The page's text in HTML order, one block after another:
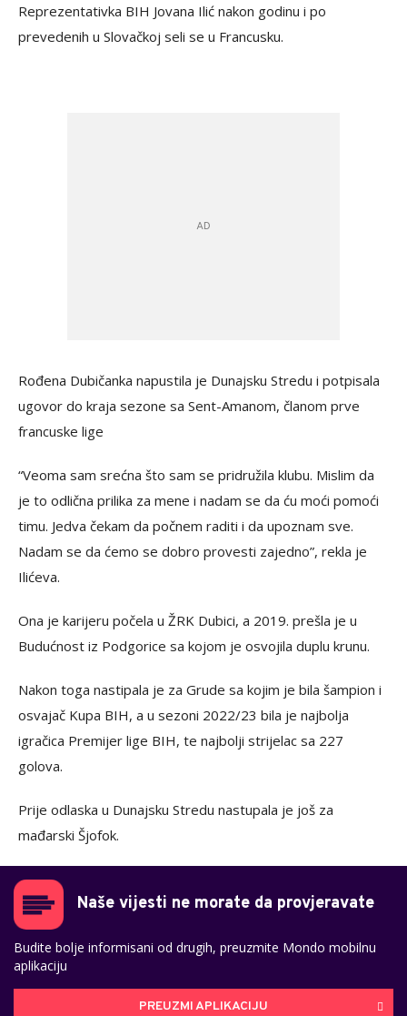
Reprezentativka BIH Jovana Ilić nakon godinu i po
prevedenih u Slovačkoj seli se u Francusku.
Rođena Dubičanka napustila je Dunajsku Stredu i potpisala
ugovor do kraja sezone sa Sent-Amanom, članom prve
francuske lige
“Veoma sam srećna što sam se pridružila klubu. Mislim da
je to odlična prilika za mene i nadam se da ću moći pomoći
timu. Jedva čekam da počnem raditi i da upoznam sve.
Nadam se da ćemo se dobro provesti zajedno”, rekla je
Ilićeva.
Ona je karijeru počela u ŽRK Dubici, a 2019. prešla je u
Budućnost iz Podgorice sa kojom je osvojila duplu krunu.
Nakon toga nastipala je za Grude sa kojim je bila šampion i
osvajač Kupa BIH, a u sezoni 2022/23 bila je najbolja
igračica Premijer lige BIH, te najbolji strijelac sa 227
golova.
Prije odlaska u Dunajsku Stredu nastupala je još za
mađarski Šjofok.
Naše vijesti ne morate da provjeravate
Budite bolje informisani od drugih, preuzmite Mondo mobilnu
aplikaciju
PREUZMI APLIKACIJU